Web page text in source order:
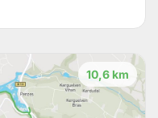
10,6 km